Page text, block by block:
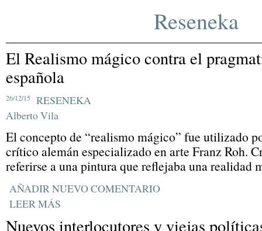
Reseneka
El Realismo mágico contra el
española
26/12/15
RESENEKA
Alberto Vila
El concepto de “realismo mágico” fue utilizado
crítico alemán especializado en arte Franz Roh.
referirse a una pintura que reflejaba una realidad
AÑADIR NUEVO COMENTARIO
LEER MÁS
Nuevos interlocutores y viejas